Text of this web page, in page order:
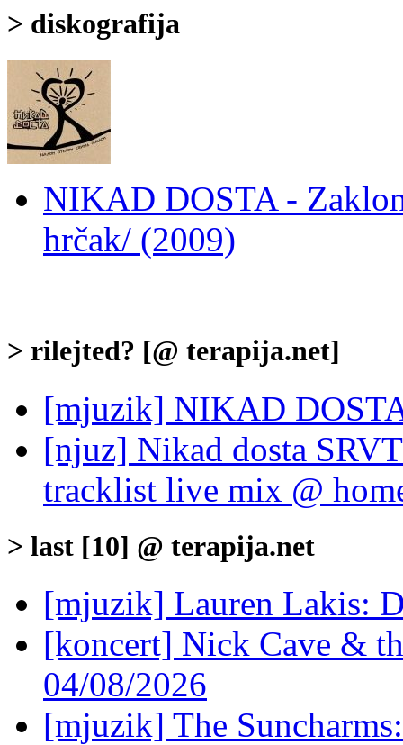
> diskografija
NIKAD DOSTA -
hrčak/ (2009)
> rilejted? [@ terapija.net]
[mjuzik] NIKAD
[njuz] Nikad dosta
tracklist live mix @
> last [10] @ terapija.net
[mjuzik] Lauren Lakis:
[koncert] Nick Cave &
04/08/2026
[mjuzik] The